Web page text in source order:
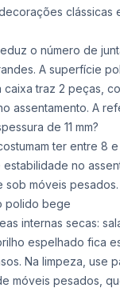
clássicas
o número de
A superfície
caixa traz 2 peças,
assentamento. A
de 11 mm?
ter entre 8 e
estabilidade no
sob móveis pesados.
polido bege
internas secas:
espelhado fica
Na limpeza, use
móveis pesados,